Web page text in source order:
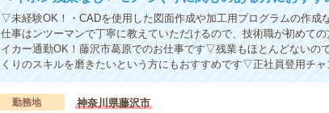
▽未経験OK！・CADを使用した図面作成や加工用プログラムの作成
仕事はンツーマンで丁寧に教えていただけるので、技術職が初めて
イカー通勤OK！藤沢市葛原でのお仕事です▽残業もほとんどないの
くりのスキルを磨きたいという方にもおすすめです▽正社員登用チャ
勤務地
神奈川県藤沢市